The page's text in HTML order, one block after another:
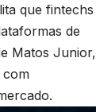
que fintechs
de
Matos Junior,
com